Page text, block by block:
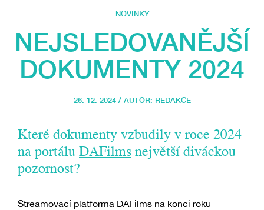
NOVINKY
NEJSLEDOVANĚJŠÍ
DOKUMENTY 2024
26. 12. 2024 / AUTOR: REDAKCE
Které dokumenty vzbudily v roce 2024
na portálu DAFilms největší diváckou
pozornost?
Streamovací platforma DAFilms na konci roku